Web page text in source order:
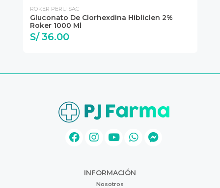
ROKER PERU SAC
Gluconato De Clorhexdina Hibliclen 2%
Roker 1000 Ml
S/ 36.00
INFORMACIÓN
Nosotros